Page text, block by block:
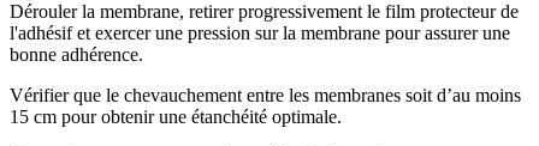
Dérouler la membrane, retirer progressivement le film protecteur de
l'adhésif et exercer une pression sur la membrane pour assurer une
bonne adhérence.
Vérifier que le chevauchement entre les membranes soit d’au moins
15 cm pour obtenir une étanchéité optimale.